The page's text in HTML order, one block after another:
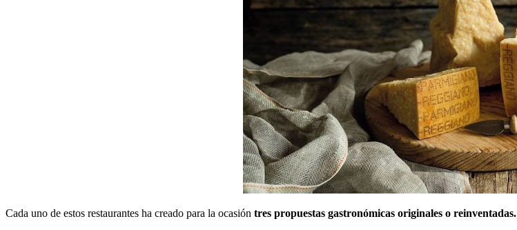
Cada uno de estos restaurantes ha creado para la ocasión tres propuestas gastronómicas originales o reinventadas.